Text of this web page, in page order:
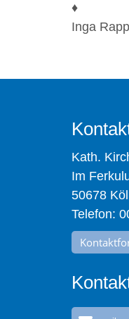
♦
Inga Rapp
Kath.
Im
50678
Telefon: